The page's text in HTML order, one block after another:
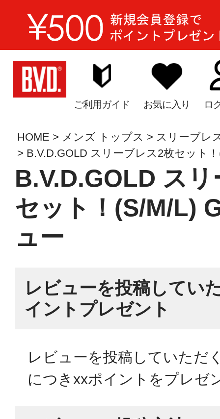
ご利用ガイド お気に入り ロ
HOME メンズ トップス
スリーブレ
B.V.D.GOLD スリーブレス2枚セット
B.V.D.GOLD ス
セット！(S/M/L)
ュー
レビューを投稿してい
イントプレゼント
レビューを投稿していただ
につきxxポイントをプレゼ